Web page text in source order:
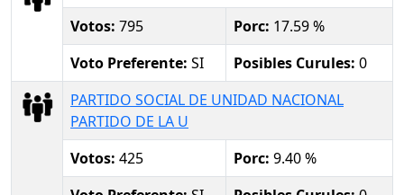
Votos: 795 Porc: 17.59 %
Voto Preferente: SI Posibles Curules: 0
PARTIDO SOCIAL DE UNIDAD NACIONAL
PARTIDO DE LA U
Votos: 425 Porc: 9.40 %